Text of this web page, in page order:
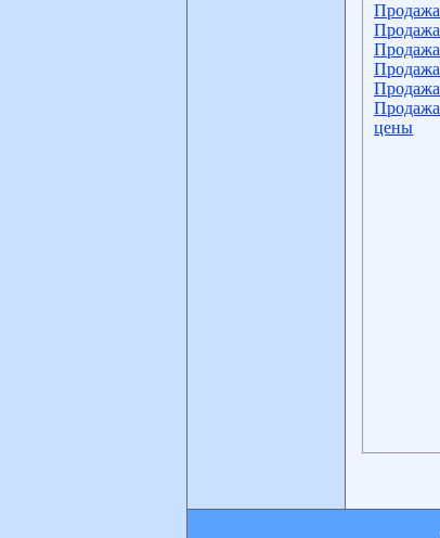
Продажа
цены